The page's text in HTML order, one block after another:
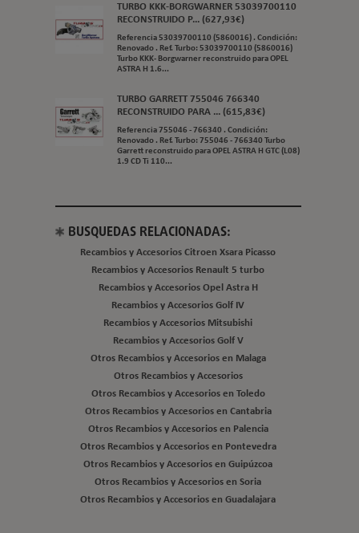
TURBO KKK-BORGWARNER 53039700110
RECONSTRUIDO P... (627,93€)
Referencia 53039700110 (5860016) . Condición:
Renovado . Ref. Turbo: 53039700110 (5860016)
Turbo KKK- Borgwarner reconstruido para OPEL
ASTRA H 1.6...
TURBO GARRETT 755046 766340
RECONSTRUIDO PARA ... (615,83€)
Referencia 755046 - 766340 . Condición:
Renovado . Ref. Turbo: 755046 - 766340 Turbo
Garrett reconstruido para OPEL ASTRA H GTC (L08)
1.9 CD Ti 110...
BUSQUEDAS RELACIONADAS:
Recambios y Accesorios Citroen Xsara Picasso
Recambios y Accesorios Renault 5 turbo
Recambios y Accesorios Opel Astra H
Recambios y Accesorios Golf IV
Recambios y Accesorios Mitsubishi
Recambios y Accesorios Golf V
Otros Recambios y Accesorios en Malaga
Otros Recambios y Accesorios
Otros Recambios y Accesorios en Toledo
Otros Recambios y Accesorios en Cantabria
Otros Recambios y Accesorios en Palencia
Otros Recambios y Accesorios en Pontevedra
Otros Recambios y Accesorios en Guipúzcoa
Otros Recambios y Accesorios en Soria
Otros Recambios y Accesorios en Guadalajara